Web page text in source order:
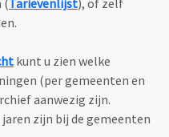
kunt u zien welke
(per gemeenten en
aanwezig zijn.
zijn bij de gemeenten